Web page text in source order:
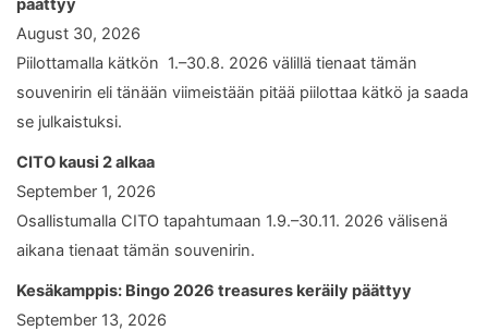
päättyy
August 30, 2026
Piilottamalla kätkön 1.–30.8. 2026 välillä tienaat tämän
souvenirin eli tänään viimeistään pitää piilottaa kätkö ja saada
se julkaistuksi.
CITO kausi 2 alkaa
September 1, 2026
Osallistumalla CITO tapahtumaan 1.9.–30.11. 2026 välisenä
aikana tienaat tämän souvenirin.
Kesäkamppis: Bingo 2026 treasures keräily päättyy
September 13, 2026